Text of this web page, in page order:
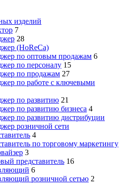
изделий
7
28
(HoReCa)
по оптовым продажам 6
по персоналу 15
по продажам 27
по работе с ключевыми
по развитию 21
по развитию бизнеса 4
по развитию дистрибуции
розничной сети
4
по торговому маркетингу
3
представитель 16
6
розничной сетью 2